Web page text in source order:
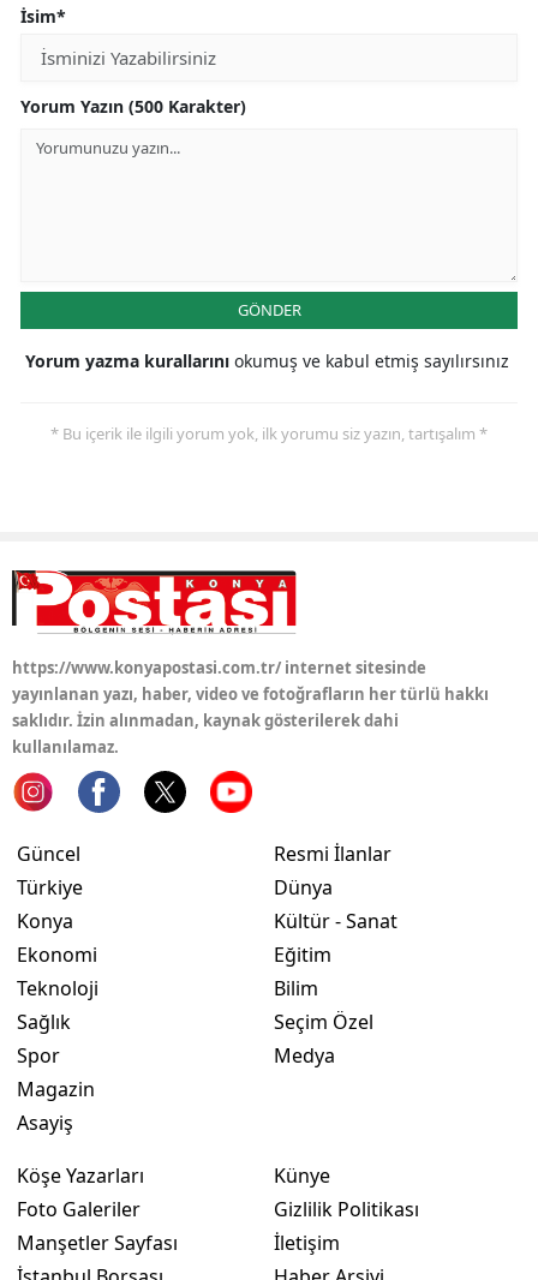
İsim*
Yorum Yazın (500 Karakter)
GÖNDER
Yorum yazma kurallarını okumuş ve kabul etmiş sayılırsınız
* Bu içerik ile ilgili yorum yok, ilk yorumu siz yazın, tartışalım *
https://www.konyapostasi.com.tr/ internet sitesinde
yayınlanan yazı, haber, video ve fotoğrafların her türlü hakkı
saklıdır. İzin alınmadan, kaynak gösterilerek dahi
kullanılamaz.
Güncel
Türkiye
Konya
Ekonomi
Teknoloji
Sağlık
Spor
Magazin
Asayiş
Resmi İlanlar
Dünya
Kültür - Sanat
Eğitim
Bilim
Seçim Özel
Medya
Köşe Yazarları
Foto Galeriler
Manşetler Sayfası
Künye
Gizlilik Politikası
İletişim